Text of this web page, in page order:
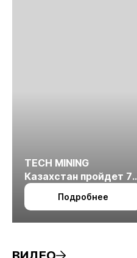
TECH MINING
Казахстан пройдет 7
октября в Алматы
Подробнее